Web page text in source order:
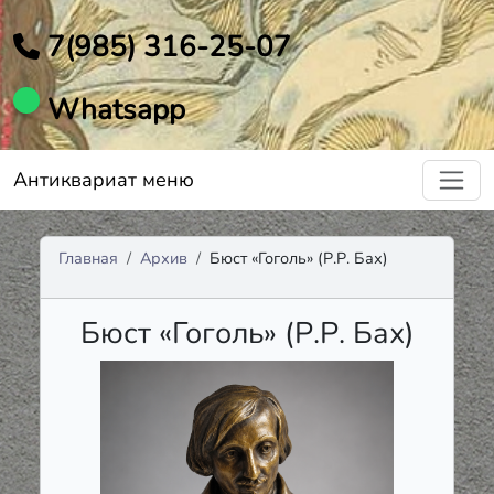
7(985) 316-25-07
Whatsapp
Антиквариат меню
Главная Архив Бюст «Гоголь» (Р.Р. Бах)
Бюст «Гоголь» (Р.Р. Бах)